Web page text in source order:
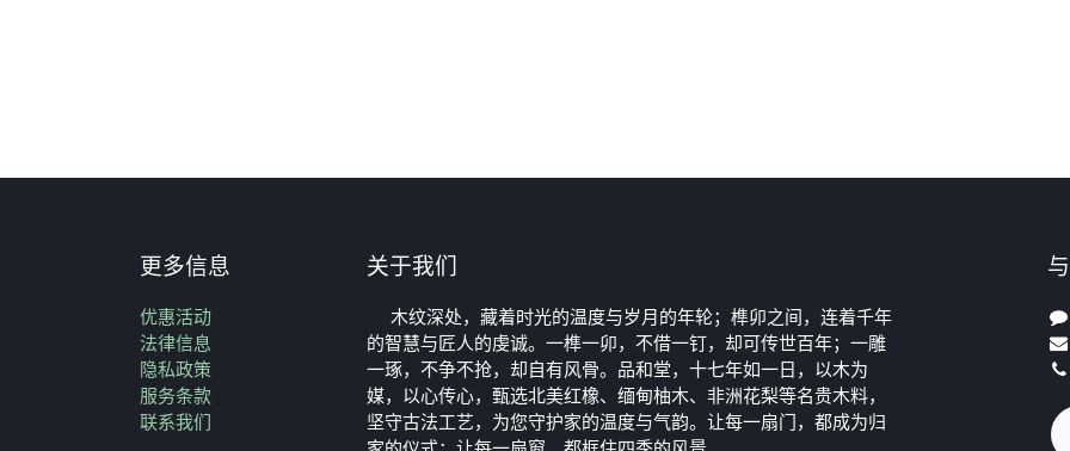
更多信息
优惠活动
法律信息
‎隐私政策‎
服务条款
联系我们
关于我们
木纹深处，藏着时光的温度与岁月的年轮；榫卯之间，连着千年
的智慧与匠人的虔诚。一榫一卯，不借一钉，却可传世百年；一雕
一琢，不争不抢，却自有风骨。品和堂，十七年如一日，以木为
媒，以心传心，甄选北美红橡、缅甸柚木、非洲花梨等名贵木料，
坚守古法工艺，为您守护家的温度与气韵。让每一扇门，都成为归